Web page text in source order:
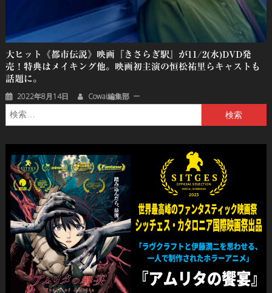
大ヒット《都市伝説》映画『きさらぎ駅』が11/2(水)DVD発
売！特典はメイキング他。映画初主演の恒松祐里らキャストも
話題に。
2022年8月14日 Cowai編集部
索: